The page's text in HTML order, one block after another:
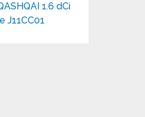
1.6 dCi
J11CC01